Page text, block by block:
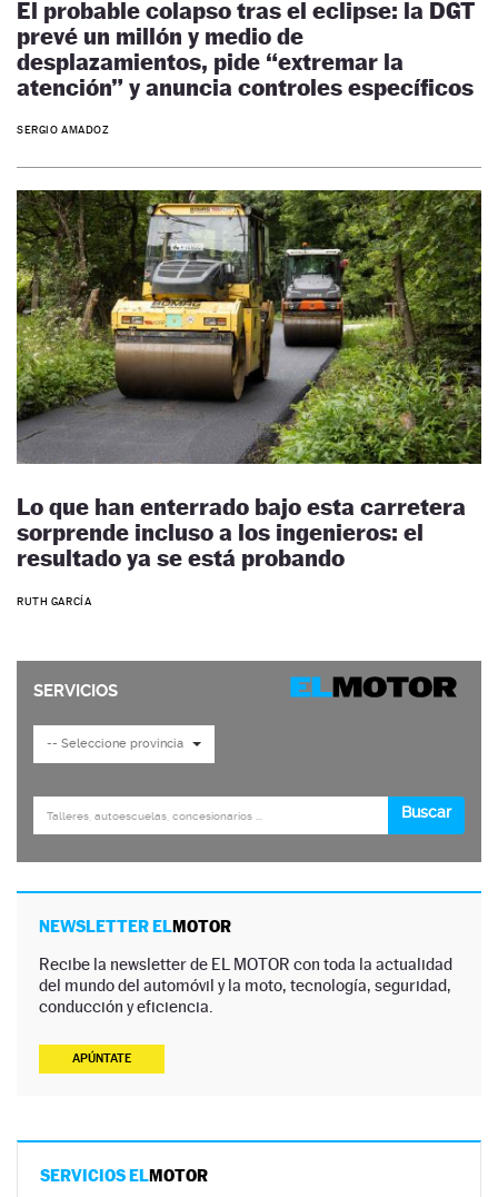
El probable colapso tras el eclipse: la DGT
prevé un millón y medio de
desplazamientos, pide “extremar la
atención” y anuncia controles específicos
SERGIO AMADOZ
Lo que han enterrado bajo esta carretera
sorprende incluso a los ingenieros: el
resultado ya se está probando
RUTH GARCÍA
NEWSLETTER ELMOTOR
Recibe la newsletter de EL MOTOR con toda la actualidad
del mundo del automóvil y la moto, tecnología, seguridad,
conducción y eficiencia.
APÚNTATE
SERVICIOS ELMOTOR